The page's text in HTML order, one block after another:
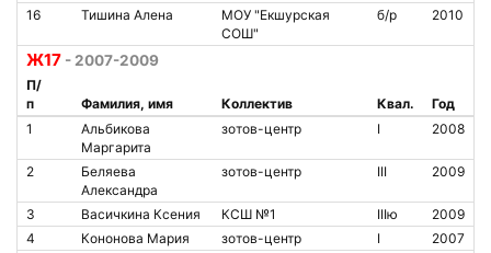
16 Тишина Алена
МОУ "Екшурская
СОШ"
б/р 2010
Ж17 - 2007-2009
П/
п
Фамилия, имя Коллектив Квал.
Год
1
Альбикова
Маргарита
зотов-центр I 2008
2
Беляева
Александра
зотов-центр III 2009
3 Васичкина Ксения КСШ №1 IIIю
2009
4
Кононова Мария зотов-центр I
2007